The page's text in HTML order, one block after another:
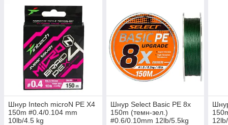
Шнур Intech microN PE X4
150m #0.4/0.104 mm
10lb/4.5 kg
Шнур Select Basic PE 8x
150m (темн-зел.)
#0.6/0.10mm 12lb/5.5kg